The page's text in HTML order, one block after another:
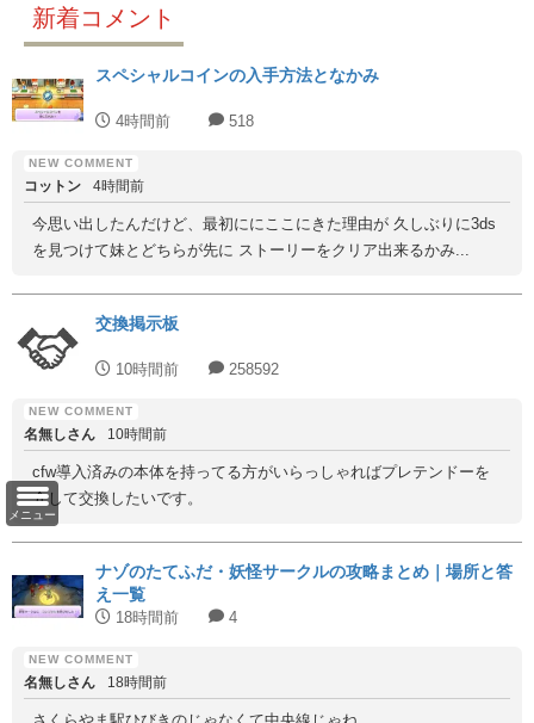
メニュー
新着コメント
スペシャルコインの入手方法となかみ
4時間前 518
コットン 4時間前
今思い出したんだけど、最初ににここにきた理由が 久しぶりに3ds
を見つけて妹とどちらが先に ストーリーをクリア出来るかみ...
交換掲示板
10時間前 258592
名無しさん 10時間前
cfw導入済みの本体を持ってる方がいらっしゃればプレテンドーを
介して交換したいです。
ナゾのたてふだ・妖怪サークルの攻略まとめ｜場所と答
え一覧
18時間前 4
名無しさん 18時間前